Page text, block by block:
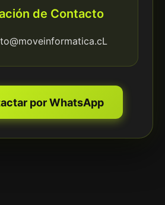
de Contacto
por WhatsApp